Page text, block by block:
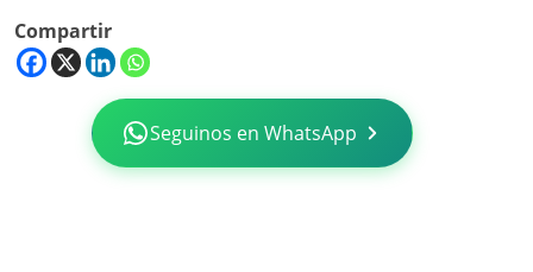
Compartir
Seguinos en WhatsApp